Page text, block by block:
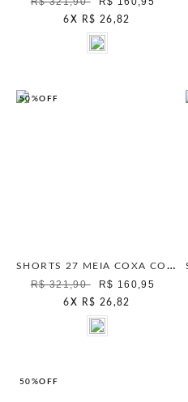
6 X R$ 26,82
50%OFF
SHORTS 27 MEIA COXA COMFORT BLUE STONE
R$ 321,90
R$ 160,95
6 X R$ 26,82
50%OFF